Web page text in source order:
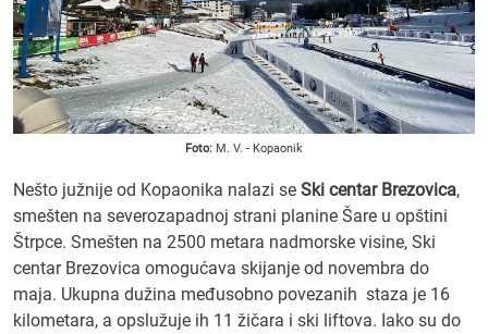
Foto: M. V. - Kopaonik
Nešto južnije od Kopaonika nalazi se Ski centar Brezovica,
smešten na severozapadnoj strani planine Šare u opštini
Štrpce. Smešten na 2500 metara nadmorske visine, Ski
centar Brezovica omogućava skijanje od novembra do
maja. Ukupna dužina međusobno povezanih staza je 16
kilometara, a opslužuje ih 11 žičara i ski liftova. Iako su do